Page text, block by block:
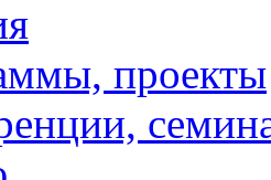
проекты